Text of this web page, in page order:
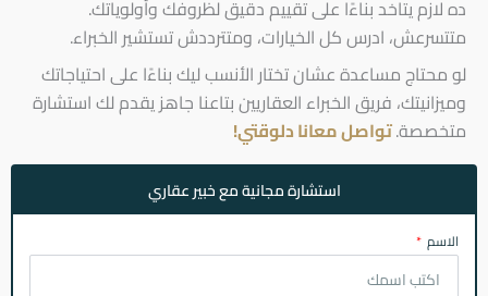
ده لازم يتاخد بناءًا على تقييم دقيق لظروفك وأولوياتك.
متتسرعش، ادرس كل الخيارات، ومتترددش تستشير الخبراء.
لو محتاج مساعدة عشان تختار الأنسب ليك بناءًا على احتياجاتك
وميزانيتك، فريق الخبراء العقاريين بتاعنا جاهز يقدم لك استشارة
متخصصة.تواصل معانا دلوقتي!
استشارة مجانية مع خبير عقاري
الاسم